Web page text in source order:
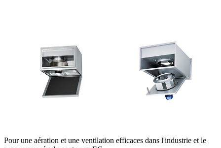
Pour une aération et une ventilation efficaces dans l'industrie et le